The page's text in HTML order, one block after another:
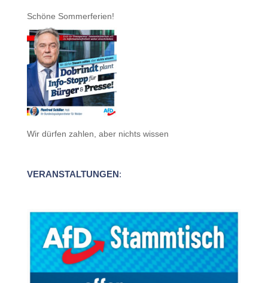
Schöne Sommerferien!
Wir dürfen zahlen, aber nichts wissen
VERANSTALTUNGEN: